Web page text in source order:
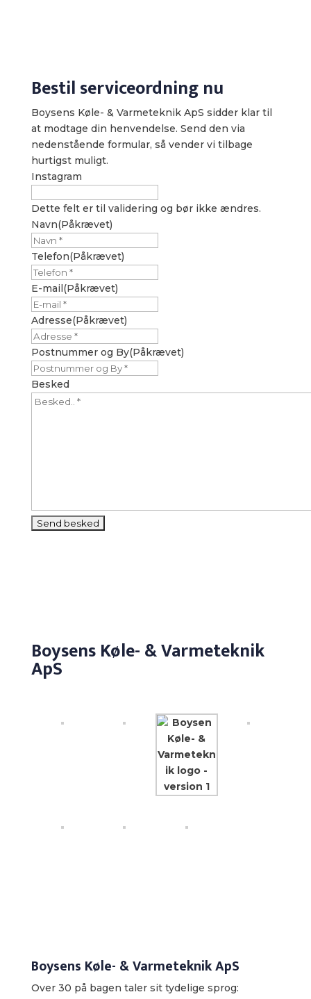
Bestil serviceordning nu
Boysens Køle- & Varmeteknik ApS sidder klar til
at modtage din henvendelse. Send den via
nedenstående formular, så vender vi tilbage
hurtigst muligt.
Instagram
Dette felt er til validering og bør ikke ændres.
Navn(Påkrævet)
Telefon(Påkrævet)
E-mail(Påkrævet)
Adresse(Påkrævet)
Postnummer og By(Påkrævet)
Besked
Boysens Køle- & Varmeteknik
ApS
Boysens Køle- & Varmeteknik ApS
Over 30 på bagen taler sit tydelige sprog: